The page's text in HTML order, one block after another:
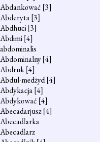
Abdankować [3]
Abderyta[3]
Abdhuci[3]
Abdimi[4]
abdominalis
Abdominalny[4]
Abdruk[4]
Abdul-medżyd[4]
Abdykacja[4]
Abdykować [4]
Abecadarjusz[4]
Abecadlarka
Abecadlarz